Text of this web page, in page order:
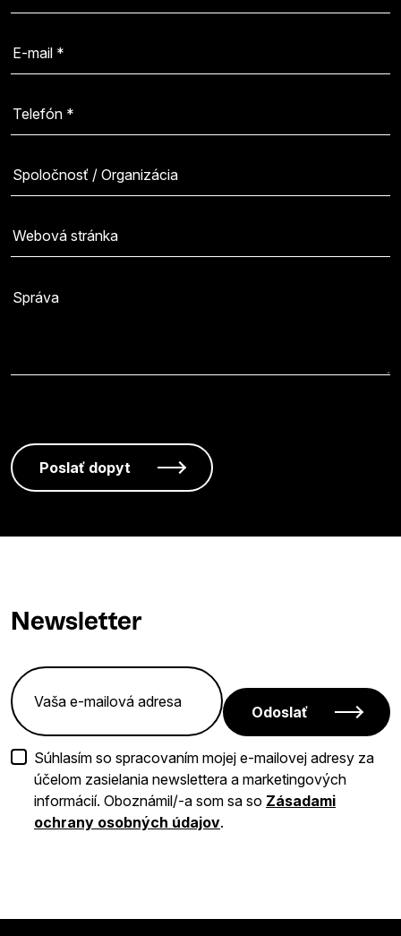
Newsletter
Odoslať
Súhlasím so spracovaním mojej e-mailovej adresy za
účelom zasielania newslettera a marketingových
informácií. Oboznámil/-a som sa so Zásadami
ochrany osobných údajov.